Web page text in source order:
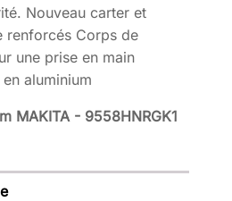
Nouveau carter et
renforcés Corps de
une prise en main
aluminium
MAKITA - 9558HNRGK1